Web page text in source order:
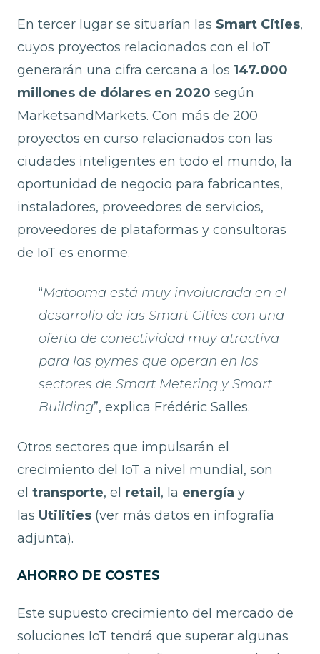
En tercer lugar se situarían las Smart Cities,
cuyos proyectos relacionados con el IoT
generarán una cifra cercana a los 147.000
millones de dólares en 2020 según
MarketsandMarkets. Con más de 200
proyectos en curso relacionados con las
ciudades inteligentes en todo el mundo, la
oportunidad de negocio para fabricantes,
instaladores, proveedores de servicios,
proveedores de plataformas y consultoras
de IoT es enorme.
“Matooma está muy involucrada en el
desarrollo de las Smart Cities con una
oferta de conectividad muy atractiva
para las pymes que operan en los
sectores de Smart Metering y Smart
Building”, explica Frédéric Salles.
Otros sectores que impulsarán el
crecimiento del IoT a nivel mundial, son
el transporte, el retail , la energía y
las Utilities (ver más datos en infografía
adjunta).
AHORRO DE COSTES
Este supuesto crecimiento del mercado de
soluciones IoT tendrá que superar algunas